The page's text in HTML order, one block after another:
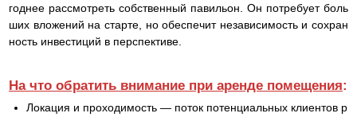
годнее рассмотреть собственный павильон. Он потребует боль
ших вложений на старте, но обеспечит независимость и сохран
ность инвестиций в перспективе.
На что обратить внимание при аренде помещения:
Локация и проходимость — поток потенциальных клиентов р